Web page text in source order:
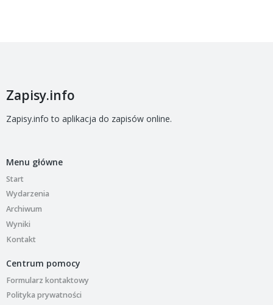
Zapisy.info
Zapisy.info to aplikacja do zapisów online.
Menu główne
Start
Wydarzenia
Archiwum
Wyniki
Kontakt
Centrum pomocy
Formularz kontaktowy
Polityka prywatności